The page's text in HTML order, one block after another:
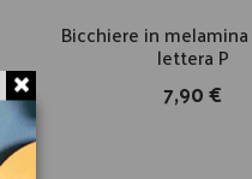
Bicchiere in
lettera P
7,90 €